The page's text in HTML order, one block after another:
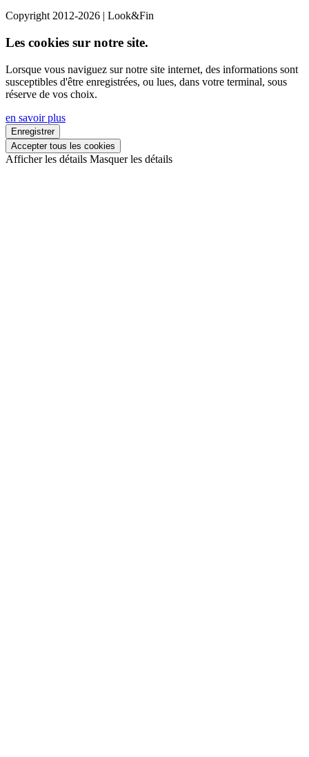
Copyright 2012-2026 | Look&Fin
Les cookies sur notre site.
Lorsque vous naviguez sur notre site internet, des informations sont
susceptibles d'être enregistrées, ou lues, dans votre terminal, sous
réserve de vos choix.
en savoir plus
Enregistrer
Accepter tous les cookies
Afficher les détails Masquer les détails